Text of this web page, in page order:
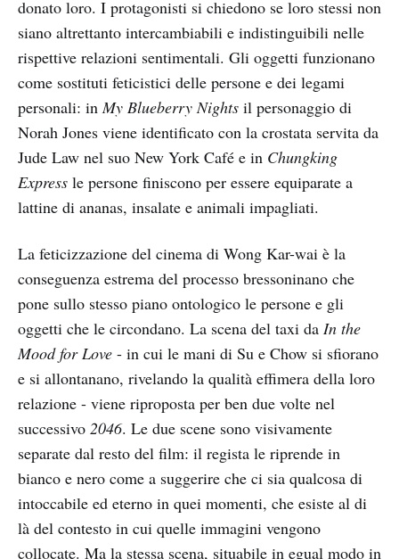
donato loro. I protagonisti si chiedono se loro stessi non
siano altrettanto intercambiabili e indistinguibili nelle
rispettive relazioni sentimentali. Gli oggetti funzionano
come sostituti feticistici delle persone e dei legami
personali: inMy Blueberry Nights il personaggio di
Norah Jones viene identificato con la crostata servita da
Jude Law nel suo New York Café e in Chungking
Express le persone finiscono per essere equiparate a
lattine di ananas, insalate e animali impagliati.
La feticizzazione del cinema di Wong Kar-wai è la
conseguenza estrema del processo bressoninano che
pone sullo stesso piano ontologico le persone e gli
oggetti che le circondano. La scena del taxi da In the
Mood for Love - in cui le mani di Su e Chow si sfiorano
e si allontanano, rivelando la qualità effimera della loro
relazione - viene riproposta per ben due volte nel
successivo 2046. Le due scene sono visivamente
separate dal resto del film: il regista le riprende in
bianco e nero come a suggerire che ci sia qualcosa di
intoccabile ed eterno in quei momenti, che esiste al di
là del contesto in cui quelle immagini vengono
collocate. Ma la stessa scena, situabile in egual modo in